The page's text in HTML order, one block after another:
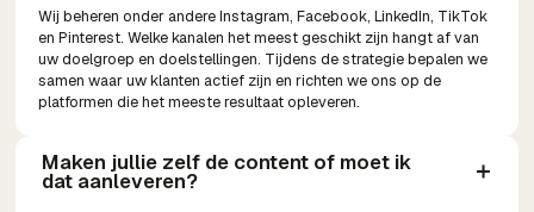
Wij beheren onder andere Instagram, Facebook, LinkedIn, TikTok
en Pinterest. Welke kanalen het meest geschikt zijn hangt af van
uw doelgroep en doelstellingen. Tijdens de strategie bepalen we
samen waar uw klanten actief zijn en richten we ons op de
platformen die het meeste resultaat opleveren.
Maken jullie zelf de content of moet ik
dat aanleveren?